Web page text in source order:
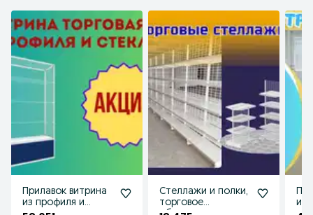
Прилавок витрина
из профиля и
Стеллажи и полки,
торговое
из